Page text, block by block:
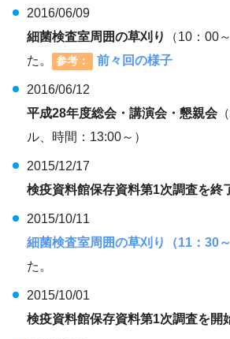
2016/06/09
細菌検査室周囲の草刈り
（10：00
た。
参考： 前々回の様子
2016/06/12
平成28年度総会・講演会・懇親会
ル、時間：13:00～）
2015/12/17
検疫資料館保存資料第1次調査を終
2015/10/11
細菌検査室周囲の草刈り（11：30～
た。
2015/10/01
検疫資料館保存資料第1次調査を開